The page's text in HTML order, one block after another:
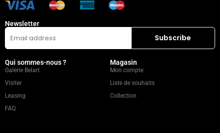
Newsletter
Qui sommes-nous ?
Galerie Belart
Visiter
Leasing
FAQ
Magasin
Mon compte
Liste de souhaits
Collection